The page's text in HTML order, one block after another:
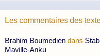
Les commentaires des
Brahim Boumedien dans
Maville-Anku